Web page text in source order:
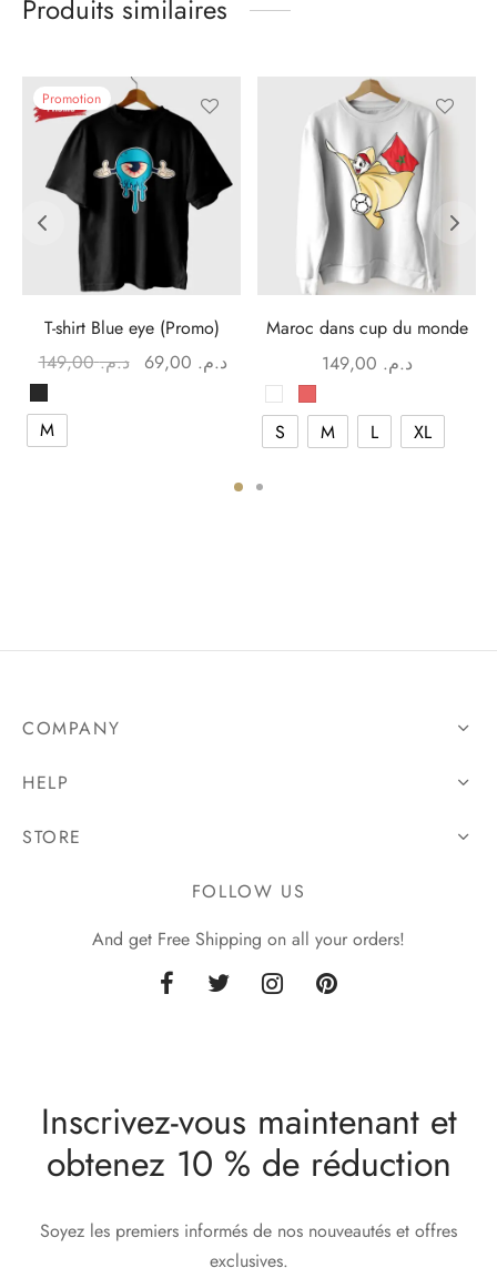
Produits similaires
Promotion
T-shirt Blue eye (Promo)
د.م.149,00
Le prix initial
د.م.
actuel est :
د.م. 69,00.
M
Maroc dans cup du monde
د.م.
S M L XL
COMPANY
HELP
STORE
FOLLOW US
And get Free Shipping on all your orders!
Inscrivez-vous maintenant et
obtenez 10 % de réduction
Soyez les premiers informés de nos nouveautés et offres
exclusives.